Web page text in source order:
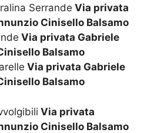
Serrande Via privata
Cinisello Balsamo
Via privata Gabriele
Balsamo
Via privata Gabriele
Balsamo
Via privata
Cinisello Balsamo